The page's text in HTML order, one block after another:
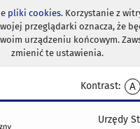
pliki cookies. Korzystanie z
przeglądarki oznacza, że
urządzeniu końcowym.
zmienić te ustawienia.
Kontrast:
A
Urzędy